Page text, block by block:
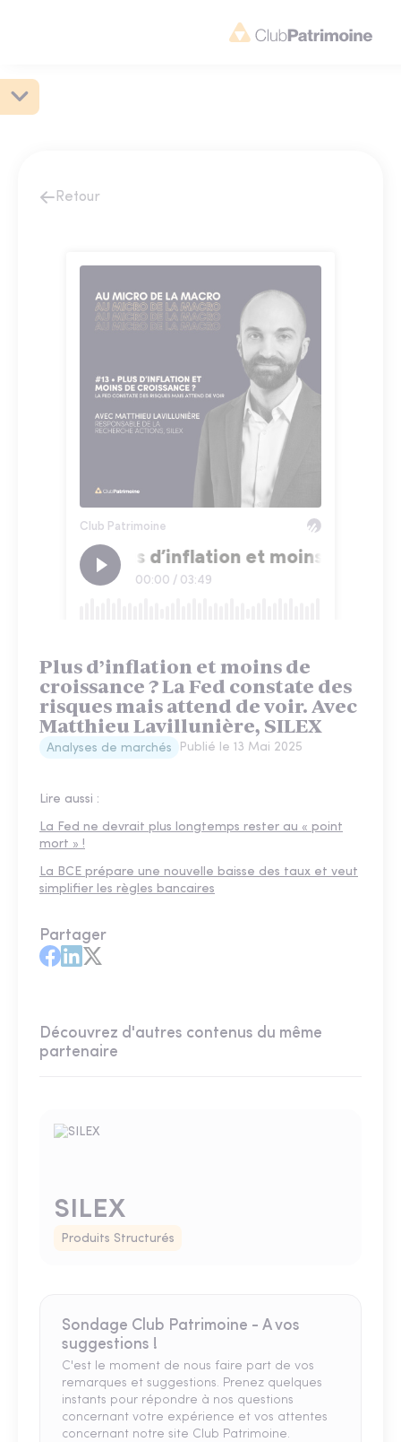
Retour
Plus d’inflation et moins de
croissance ? La Fed constate des
risques mais attend de voir. Avec
Matthieu Lavillunière, SILEX
Analyses de marchés Publié le 13 Mai 2025
Lire aussi :
La Fed ne devrait plus longtemps rester au « point
mort » !
La BCE prépare une nouvelle baisse des taux et veut
simplifier les règles bancaires
Partager
Découvrez d'autres contenus du même
partenaire
SILEX
Produits Structurés
Sondage Club Patrimoine - A vos
suggestions !
C'est le moment de nous faire part de vos
remarques et suggestions. Prenez quelques
instants pour répondre à nos questions
concernant votre expérience et vos attentes
concernant notre site Club Patrimoine.